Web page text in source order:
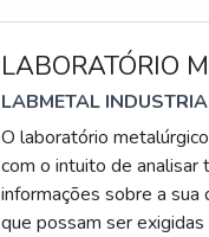
LABORATÓRIO
LABMETAL INDUSTRIA
O laboratório
com o intuito de analisar
informações sobre a
que possam ser